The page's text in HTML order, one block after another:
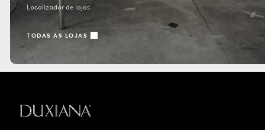
Localizador de lojas
TODAS AS LOJAS